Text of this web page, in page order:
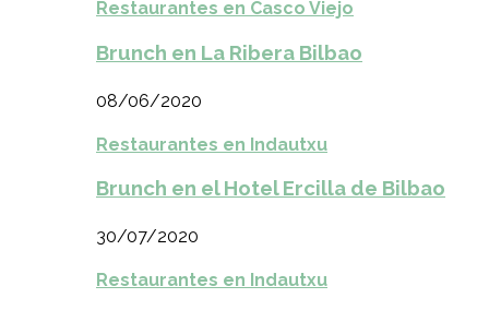
Restaurantes en Casco Viejo
Brunch en La Ribera Bilbao
08/06/2020
Restaurantes en Indautxu
Brunch en el Hotel Ercilla de Bilbao
30/07/2020
Restaurantes en Indautxu